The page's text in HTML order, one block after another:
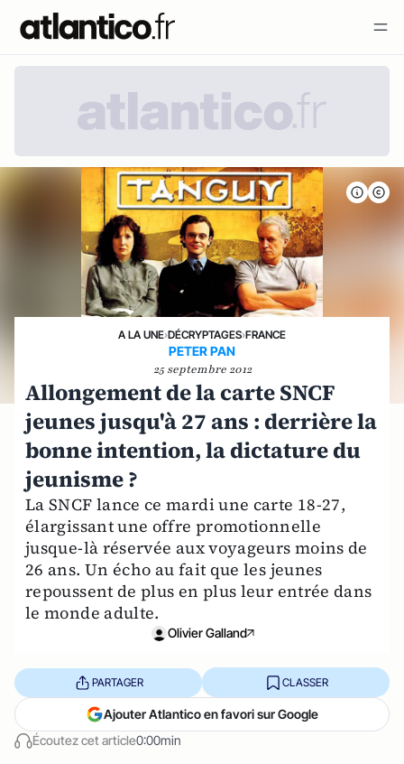
A LA UNE›DÉCRYPTAGES›FRANCE
PETER PAN
25 septembre 2012
Allongement de la carte SNCF
jeunes jusqu'à 27 ans : derrière la
bonne intention, la dictature du
jeunisme ?
La SNCF lance ce mardi une carte 18-27,
élargissant une offre promotionnelle
jusque-là réservée aux voyageurs moins de
26 ans. Un écho au fait que les jeunes
repoussent de plus en plus leur entrée dans
le monde adulte.
Olivier Galland
Écoutez cet article0:00min
PARTAGER CLASSER
Ajouter Atlantico en favori sur Google